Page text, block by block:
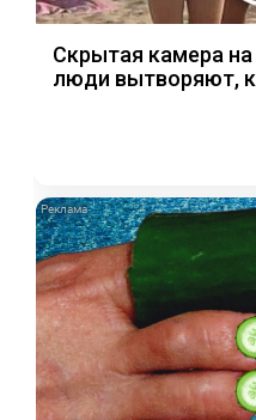
Скрытая камера
люди вытворяют,